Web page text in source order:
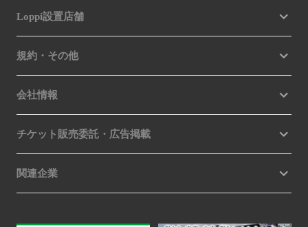
Loppi設置店舗
規約・その他
会社情報
チケット販売委託・広告掲載
関連企業